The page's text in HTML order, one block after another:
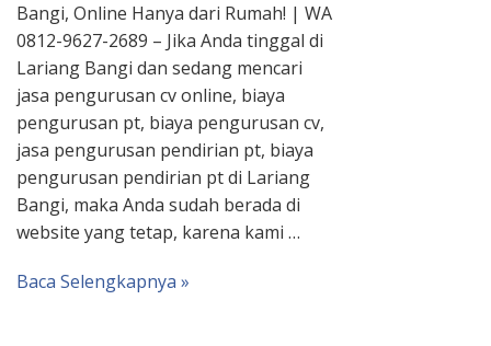
Bangi, Online Hanya dari Rumah! | WA
0812-9627-2689 – Jika Anda tinggal di
Lariang Bangi dan sedang mencari
jasa pengurusan cv online, biaya
pengurusan pt, biaya pengurusan cv,
jasa pengurusan pendirian pt, biaya
pengurusan pendirian pt di Lariang
Bangi, maka Anda sudah berada di
website yang tetap, karena kami …
Baca Selengkapnya »